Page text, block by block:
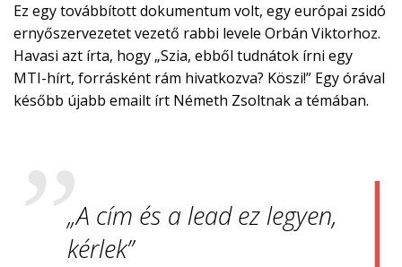
Ez egy továbbított dokumentum volt, egy európai zsidó
ernyőszervezetet vezető rabbi levele Orbán Viktorhoz.
Havasi azt írta, hogy „Szia, ebből tudnátok írni egy
MTI-hírt, forrásként rám hivatkozva? Köszi!” Egy órával
később újabb emailt írt Németh Zsoltnak a témában.
„A cím és a lead ez legyen,
kérlek”